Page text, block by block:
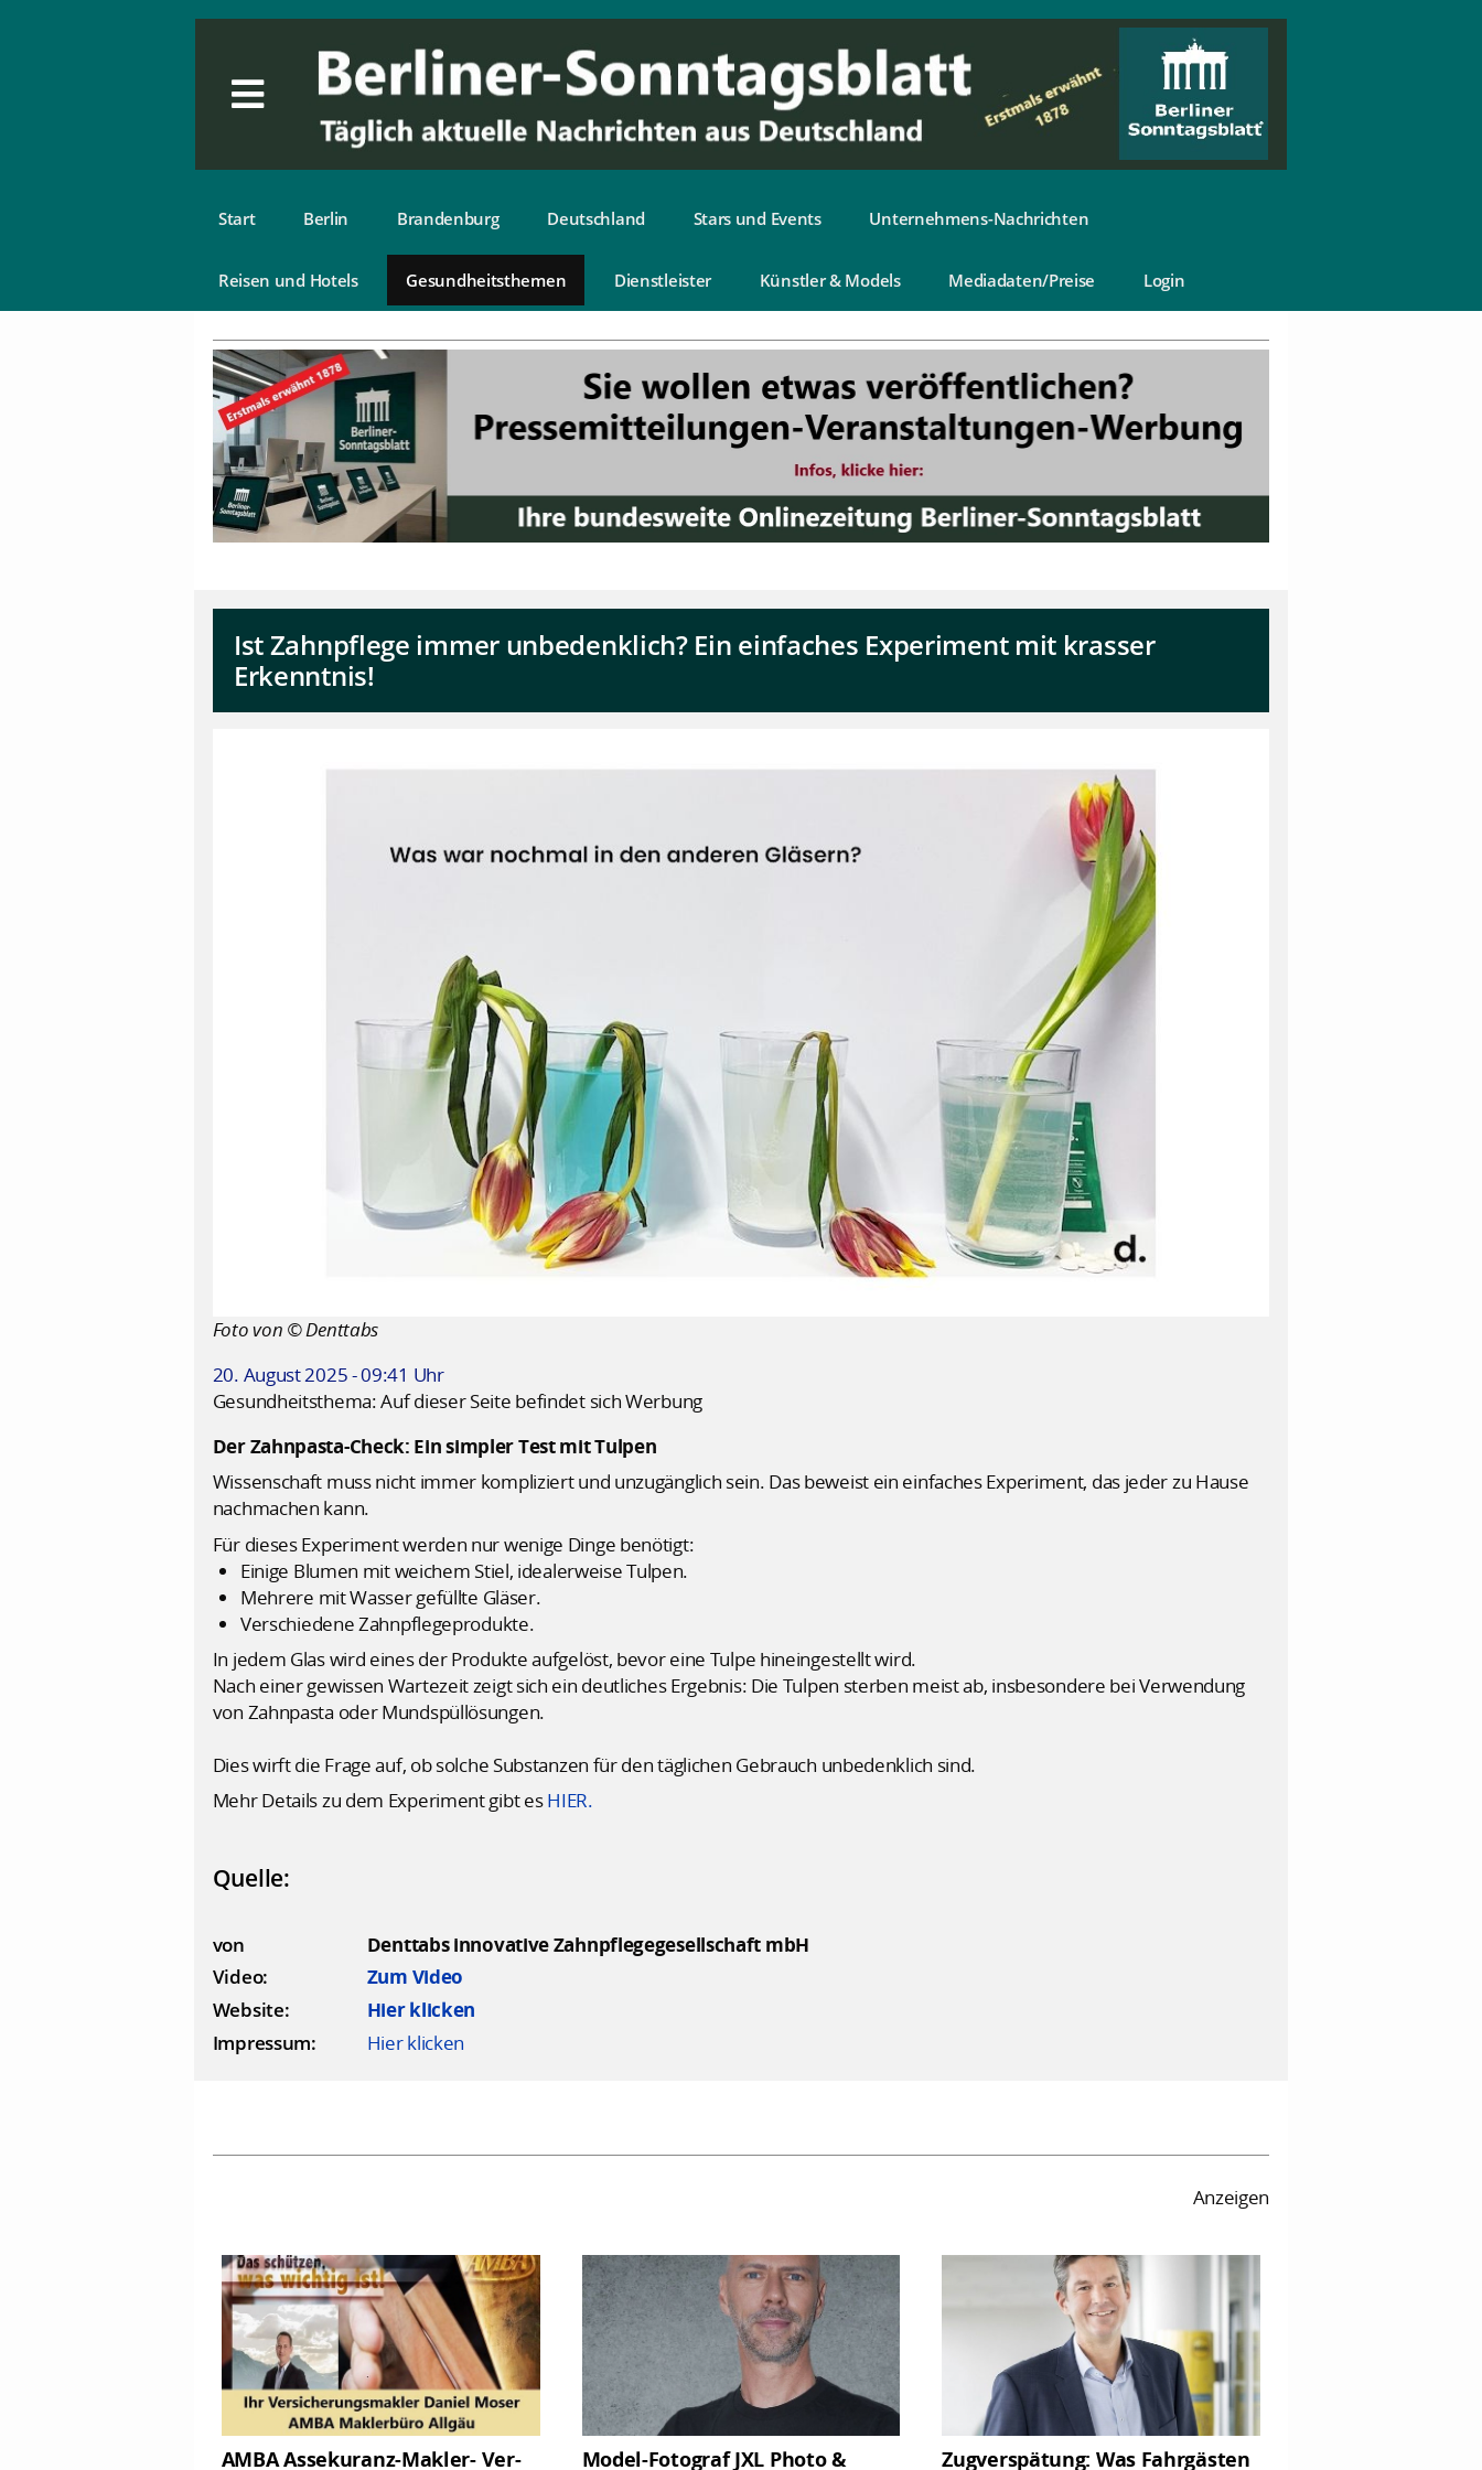
Start Berlin Brandenburg Deutschland Stars und Events Unternehmens-Nachrichten
Reisen und Hotels Gesundheitsthemen Dienstleister Künstler & Models Mediadaten/Preise Login
Ist Zahnpflege immer unbedenklich? Ein einfaches Experiment mit krasser
Erkenntnis!
Foto von © Denttabs
20. August 2025 - 09:41 Uhr
Gesundheitsthema: Auf dieser Seite befindet sich Werbung
Der Zahnpasta-Check: Ein simpler Test mit Tulpen
Wissenschaft muss nicht immer kompliziert und unzugänglich sein. Das beweist ein einfaches Experiment, das jeder zu Hause
nachmachen kann.
Für dieses Experiment werden nur wenige Dinge benötigt:
Einige Blumen mit weichem Stiel, idealerweise Tulpen.
Mehrere mit Wasser gefüllte Gläser.
Verschiedene Zahnpflegeprodukte.
In jedem Glas wird eines der Produkte aufgelöst, bevor eine Tulpe hineingestellt wird.
Nach einer gewissen Wartezeit zeigt sich ein deutliches Ergebnis: Die Tulpen sterben meist ab, insbesondere bei Verwendung
von Zahnpasta oder Mundspüllösungen.
Dies wirft die Frage auf, ob solche Substanzen für den täglichen Gebrauch unbedenklich sind.
Mehr Details zu dem Experiment gibt esHIER.
Quelle:
von
Denttabs innovative Zahnpflegegesellschaft mbH
Video:
Zum Video
Website:
Hier klicken
Impressum:
Hier klicken
Anzeigen
AMBA Assekuranz-Makler- Ver­ Model-Fotograf JXL Photo & Zugverspätung: Was Fahrgästen